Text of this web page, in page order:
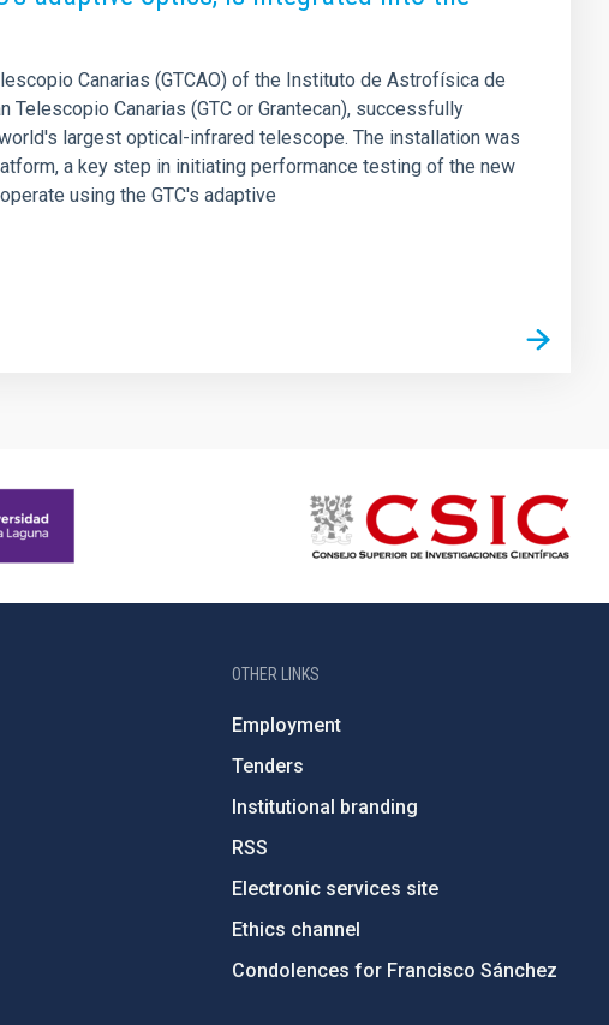
Canarias (GTCAO) of the Instituto de Astrofísica de
Telescopio Canarias (GTC or Grantecan), successfully
largest optical-infrared telescope. The installation was
a key step in initiating performance testing of the new
using the GTC's adaptive
OTHER LINKS
Employment
Tenders
Institutional branding
RSS
Electronic services site
Ethics channel
Condolences for Francisco Sánchez